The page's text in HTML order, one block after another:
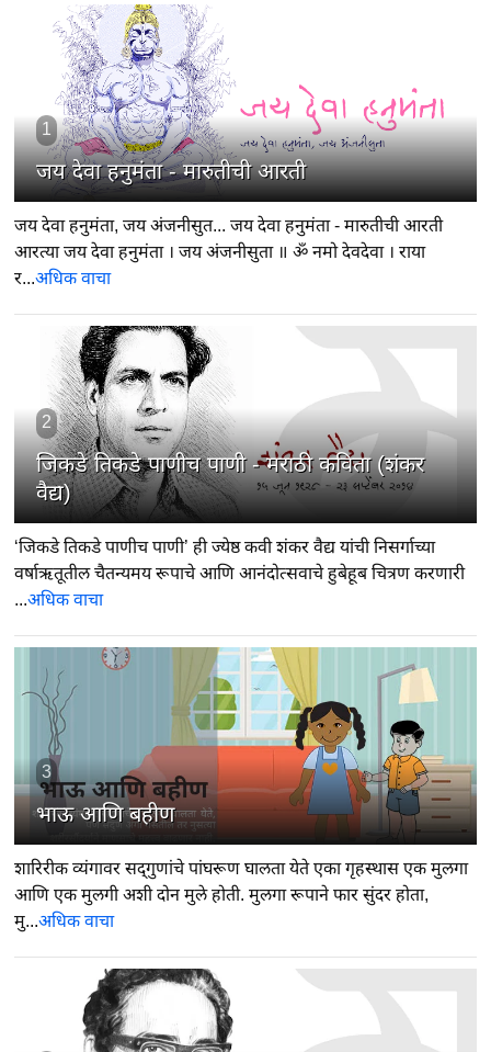
1
जय देवा हनुमंता - मारुतीची आरती
जय देवा हनुमंता, जय अंजनीसुत... जय देवा हनुमंता - मारुतीची आरती
आरत्या जय देवा हनुमंता । जय अंजनीसुता ॥ ॐ नमो देवदेवा । राया
र...अधिक वाचा
2
जिकडे तिकडे पाणीच पाणी - मराठी कविता (शंकर
वैद्य)
‘जिकडे तिकडे पाणीच पाणी’ ही ज्येष्ठ कवी शंकर वैद्य यांची निसर्गाच्या
वर्षाऋतूतील चैतन्यमय रूपाचे आणि आनंदोत्सवाचे हुबेहूब चित्रण करणारी
...अधिक वाचा
3
भाऊ आणि बहीण
शारिरीक व्यंगावर सद्‍गुणांचे पांघरूण घालता येते एका गृहस्थास एक मुलगा
आणि एक मुलगी अशी दोन मुले होती. मुलगा रूपाने फार सुंदर होता,
मु...अधिक वाचा